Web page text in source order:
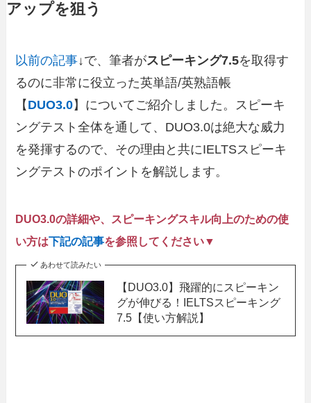
アップを狙う
以前の記事↓で、筆者がスピーキング7.5を取得す
るのに非常に役立った英単語/英熟語帳
【 DUO3.0】についてご紹介しました。スピーキ
ングテスト全体を通して、DUO3.0は絶大な威力
を発揮するので、その理由と共にIELTSスピーキ
ングテストのポイントを解説します。
DUO3.0の詳細や、スピーキングスキル向上のための使
い方は下記の記事を参照してください▼
あわせて読みたい
【DUO3.0】飛躍的にスピーキン
グが伸びる！IELTSスピーキング
7.5【使い方解説】